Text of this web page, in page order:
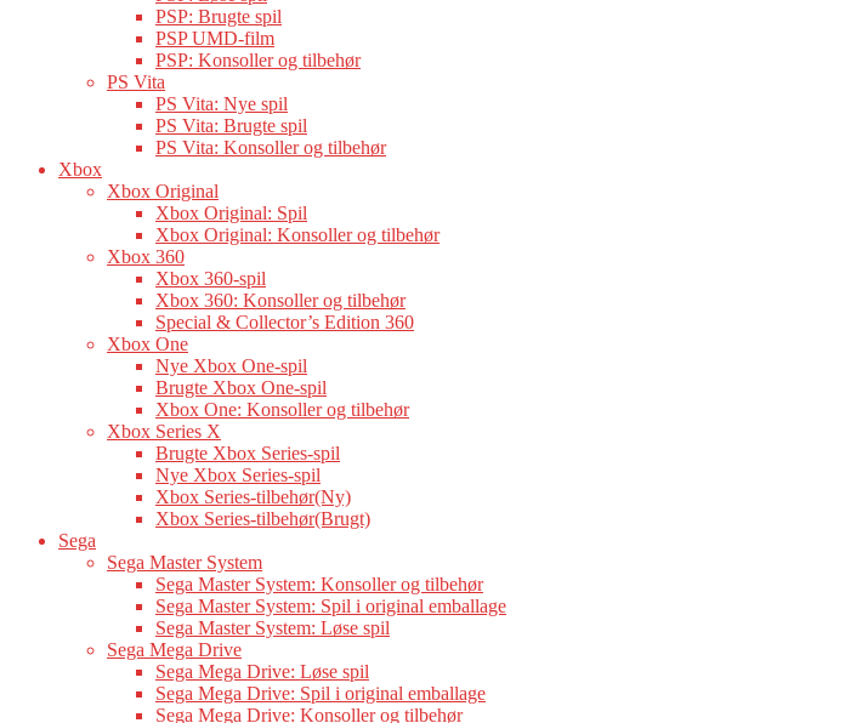
PSP: Brugte spil
PSP UMD-film
PSP: Konsoller og tilbehør
PS Vita
PS Vita: Nye spil
PS Vita: Brugte spil
PS Vita: Konsoller og tilbehør
Xbox
Xbox Original
Xbox Original: Spil
Xbox Original: Konsoller og tilbehør
Xbox 360
Xbox 360-spil
Xbox 360: Konsoller og tilbehør
Special & Collector’s Edition 360
Xbox One
Nye Xbox One-spil
Brugte Xbox One-spil
Xbox One: Konsoller og tilbehør
Xbox Series X
Brugte Xbox Series-spil
Nye Xbox Series-spil
Xbox Series-tilbehør(Ny)
Xbox Series-tilbehør(Brugt)
Sega
Sega Master System
Sega Master System: Konsoller og tilbehør
Sega Master System: Spil i original emballage
Sega Master System: Løse spil
Sega Mega Drive
Sega Mega Drive: Løse spil
Sega Mega Drive: Spil i original emballage
Sega Mega Drive: Konsoller og tilbehør